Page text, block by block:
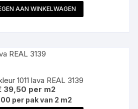
AAN WINKELWAGEN
1011 lava REAL 3139
39,50 per m2
per pak van 2 m2